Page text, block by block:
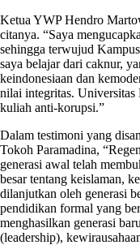
Ketua YWP Hendro
citanya. “Saya
sehingga terwujud
saya belajar dari caknur,
keindonesiaan dan
nilai integritas. Universitas
kuliah anti-korupsi.”
Dalam testimoni yang
Tokoh Paramadina,
generasi awal telah
besar tentang keislaman,
dilanjutkan oleh generasi
pendidikan formal yang
menghasilkan generasi
(leadership),